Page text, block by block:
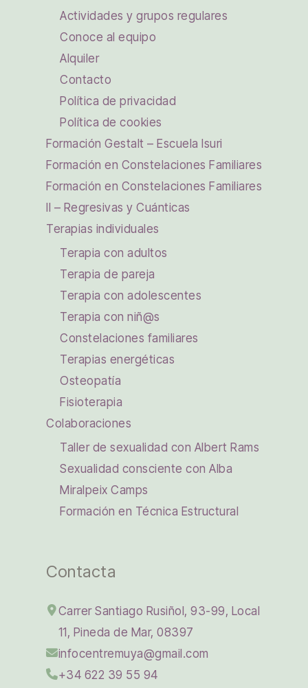
Actividades y grupos regulares
Conoce al equipo
Alquiler
Contacto
Política de privacidad
Política de cookies
Formación Gestalt – Escuela Isuri
Formación en Constelaciones Familiares
Formación en Constelaciones Familiares
II – Regresivas y Cuánticas
Terapias individuales
Terapia con adultos
Terapia de pareja
Terapia con adolescentes
Terapia con niñ@s
Constelaciones familiares
Terapias energéticas
Osteopatía
Fisioterapia
Colaboraciones
Taller de sexualidad con Albert Rams
Sexualidad consciente con Alba
Miralpeix Camps
Formación en Técnica Estructural
Contacta
Carrer Santiago Rusiñol, 93-99, Local
11, Pineda de Mar, 08397
infocentremuya@gmail.com
+34 622 39 55 94